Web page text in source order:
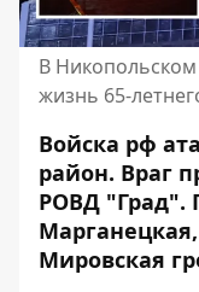
В Никопольском
жизнь 65-
Войска рф
район. Враг
РОВД "Град".
Мировская